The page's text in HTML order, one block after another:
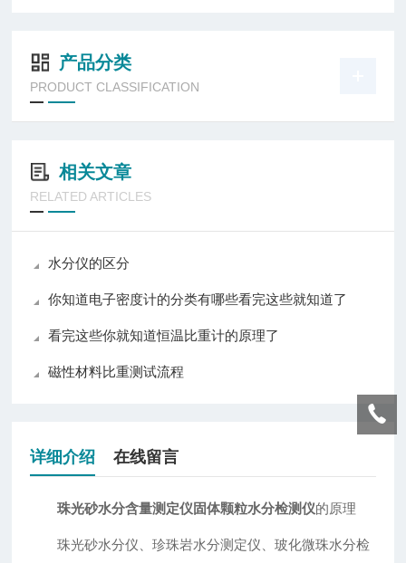
产品分类
PRODUCT CLASSIFICATION
相关文章
RELATED ARTICLES
水分仪的区分
你知道电子密度计的分类有哪些看完这些就知道了
看完这些你就知道恒温比重计的原理了
磁性材料比重测试流程
详细介绍 在线留言
珠光砂水分含量测定仪固体颗粒水分检测仪的原理
珠光砂水分仪、珍珠岩水分测定仪、玻化微珠水分检